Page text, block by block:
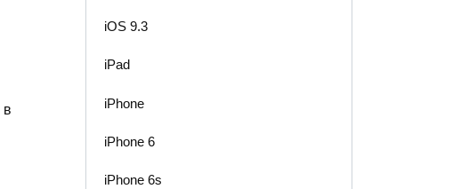
в
iOS 9.3
iPad
iPhone
iPhone 6
iPhone 6s